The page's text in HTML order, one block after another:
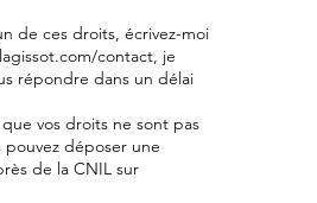
de ces droits, écrivez-moi
contact, je
répondre dans un délai
que vos droits ne sont pas
pouvez déposer une
de la CNIL sur